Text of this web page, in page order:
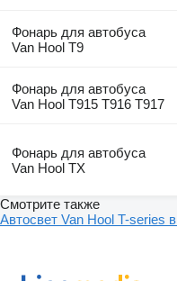
Фонарь для автобуса
Van Hool T9
Фонарь для автобуса
Van Hool T915 T916 T917
Фонарь для автобуса
Van Hool TX
Смотрите также
Автосвет Van Hool T-series